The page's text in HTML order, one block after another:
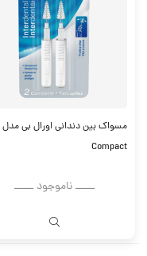
مسواک بین دندانی اورال بی مدل
Compact
ــــــ ناموجود ــــــ